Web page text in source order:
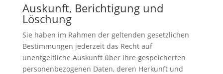
Auskunft, Berichtigung und
Löschung
Sie haben im Rahmen der geltenden gesetzlichen
Bestimmungen jederzeit das Recht auf
unentgeltliche Auskunft über Ihre gespeicherten
personenbezogenen Daten, deren Herkunft und